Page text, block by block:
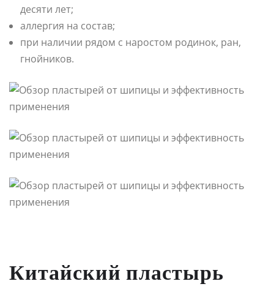
десяти лет;
аллергия на состав;
при наличии рядом с наростом родинок, ран,
гнойников.
Китайский пластырь